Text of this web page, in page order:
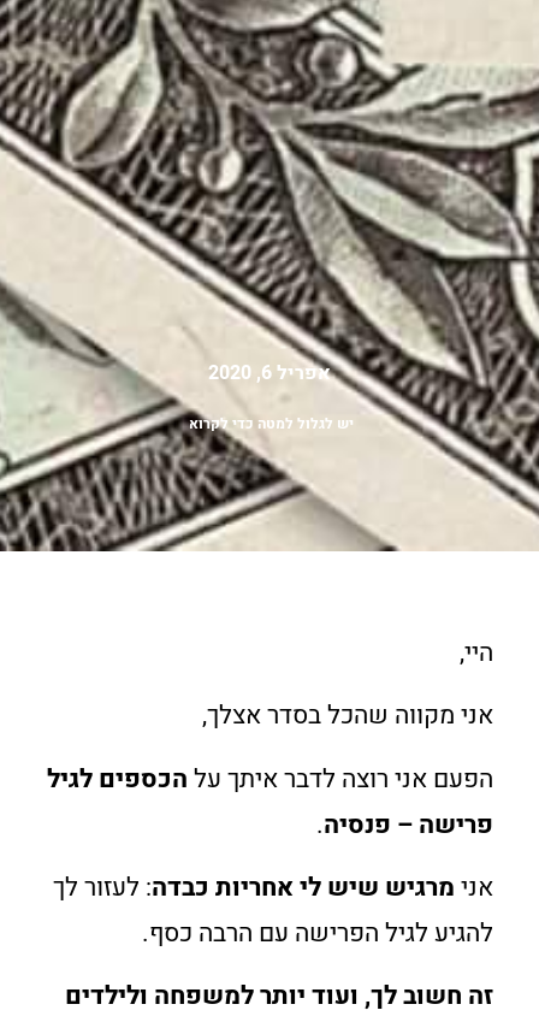
אפריל 6, 2020
יש לגלול למטה כדי לקרוא
היי,
אני מקווה שהכל בסדר אצלך,
הפעם אני רוצה לדבר איתך עלהכספים לגיל
פרישה – פנסיה.
אנימרגיש שיש לי אחריות כבדה: לעזור לך
להגיע לגיל הפרישה עם הרבה כסף.
זה חשוב לך, ועוד יותר למשפחה ולילדים